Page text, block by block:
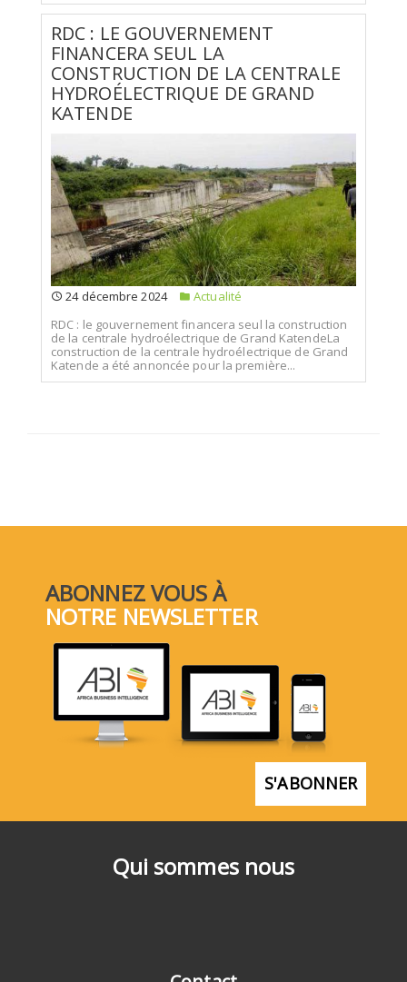
RDC : LE GOUVERNEMENT
FINANCERA SEUL LA
CONSTRUCTION DE LA CENTRALE
HYDROÉLECTRIQUE DE GRAND
KATENDE
24 décembre 2024
Actualité
RDC : le gouvernement financera seul la construction
de la centrale hydroélectrique de Grand KatendeLa
construction de la centrale hydroélectrique de Grand
Katende a été annoncée pour la première...
Qui sommes nous
ABONNEZ VOUS À
NOTRE NEWSLETTER
S'ABONNER